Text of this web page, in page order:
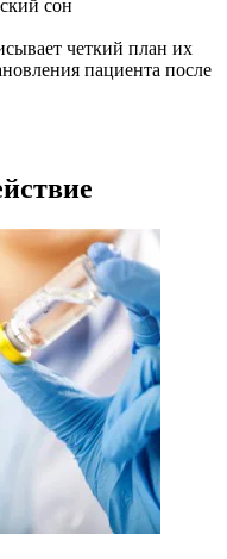
сон
четкий план их
пациента после